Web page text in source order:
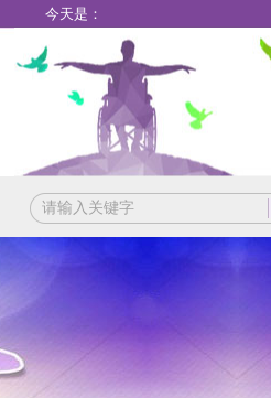
今天是：